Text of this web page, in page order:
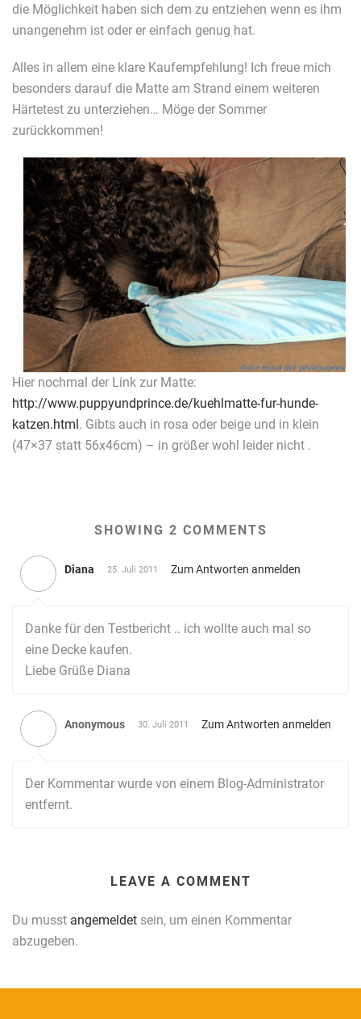
die Möglichkeit haben sich dem zu entziehen wenn es ihm
unangenehm ist oder er einfach genug hat.
Alles in allem eine klare Kaufempfehlung! Ich freue mich
besonders darauf die Matte am Strand einem weiteren
Härtetest zu unterziehen… Möge der Sommer
zurückkommen!
Hier nochmal der Link zur Matte:
http://www.puppyundprince.de/kuehlmatte-fur-hunde-
katzen.html. Gibts auch in rosa oder beige und in klein
(47×37 statt 56x46cm) – in größer wohl leider nicht .
SHOWING 2 COMMENTS
Diana 25. Juli 2011 Zum Antworten anmelden
Danke für den Testbericht .. ich wollte auch mal so
eine Decke kaufen.
Liebe Grüße Diana
Anonymous 30. Juli 2011 Zum Antworten anmelden
Der Kommentar wurde von einem Blog-Administrator
entfernt.
LEAVE A COMMENT
Du musst angemeldet sein, um einen Kommentar
abzugeben.